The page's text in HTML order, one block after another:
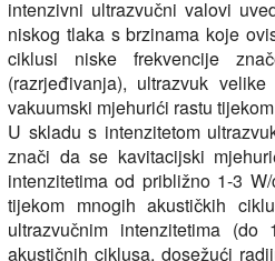
intenzivni ultrazvučni valovi
niskog tlaka s brzinama koje
ciklusi niske frekvencije
(razrjeđivanja), ultrazvuk
vakuumski mjehurići rastu
U skladu s intenzitetom
znači da se kavitacijski
intenzitetima od približno 1-3
tijekom mnogih akustičkih
ultrazvučnim intenzitetima
akustičnih ciklusa, dosežući